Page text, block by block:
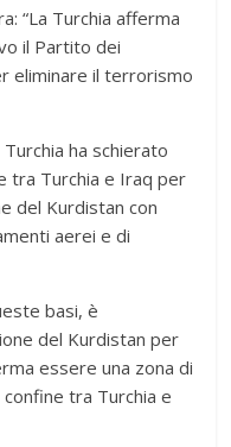
“La Turchia afferma
il Partito dei
eliminare il terrorismo
ha schierato
tra Turchia e Iraq per
del Kurdistan con
aerei e di
basi, è
del Kurdistan per
essere una zona di
tra Turchia e